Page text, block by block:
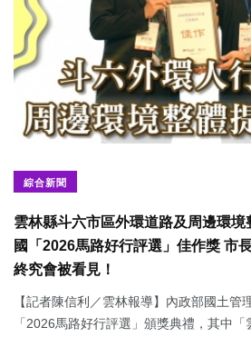
綜合新聞
雲林縣斗六市區外環道路及周邊環
國「2026馬路好行評選」佳作獎 市
終究會被看見！
【記者陳信利／雲林報導】內政部國土管
「2026馬路好行評選」頒獎典禮，其中